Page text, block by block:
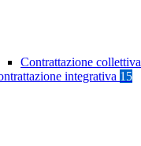
Contrattazione collettiva
integrativa 15